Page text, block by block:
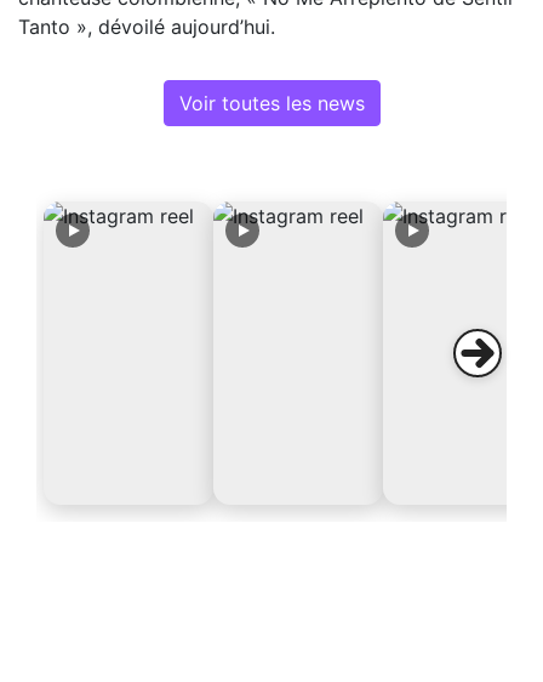
Tanto », dévoilé aujourd’hui.
Voir toutes les news